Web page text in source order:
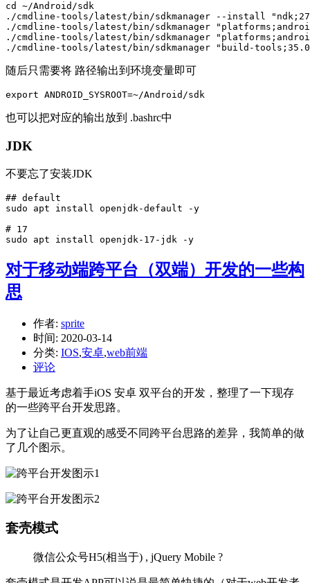
cd ~/Android/sdk
./cmdline-tools/latest/bin/sdkmanager --install
./cmdline-tools/latest/bin/sdkmanager
./cmdline-tools/latest/bin/sdkmanager
./cmdline-tools/latest/bin/sdkmanager "build-
随后只需要将 路径输出到环境变量即可
export ANDROID_SYSROOT=~/Android/sdk
也可以把对应的输出放到 .bashrc中
JDK
不要忘了安装JDK
## default
sudo apt install openjdk-default -y
# 17
sudo apt install openjdk-17-jdk -y
对于移动端跨平台（双端）开发的一些构
思
作者: sprite
时间: 2020-03-14
分类: IOS,安卓,web前端
评论
基于最近考虑着手iOS 安卓 双平台的开发，整理了一下现存
的一些跨平台开发思路。
为了让自己更直观的感受不同跨平台思路的差异，我简单的做
了几个图示。
套壳模式
微信公众号H5(相当于) , jQuery Mobile ?